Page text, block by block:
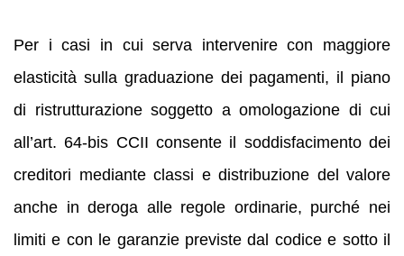
Per i casi in cui serva intervenire con maggiore
elasticità sulla graduazione dei pagamenti, il piano
di ristrutturazione soggetto a omologazione di cui
all’art. 64-bis CCII consente il soddisfacimento dei
creditori mediante classi e distribuzione del valore
anche in deroga alle regole ordinarie, purché nei
limiti e con le garanzie previste dal codice e sotto il